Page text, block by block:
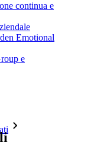
continua e
Emotional
e